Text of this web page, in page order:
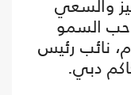
والسعي
السمو
نائب رئيس
دبي.